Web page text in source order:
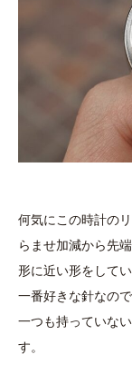
何気にこの時計の
らませ加減から先
形に近い形をしてい
一番好きな針なの
一つも持っていな
す。